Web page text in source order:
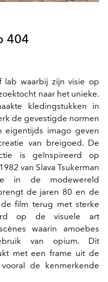
404
waarbij zijn visie op
naar het unieke.
kledingstukken in
de gevestigde normen
eigentijds imago geven
van breigoed. De
is geïnspireerd op
van Slava Tsukerman
in de modewereld
de jaren 80 en de
film terug met sterke
op de visuele art
waarin amoebes
van opium. Dit
met een frame uit de
de kenmerkende